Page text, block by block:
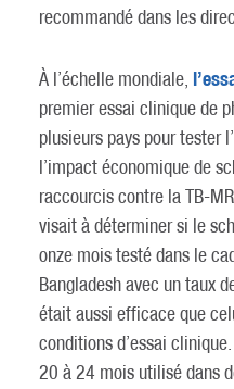
recommandé dans les
À l’échelle mondiale,
premier essai clinique de
plusieurs pays pour tester
l’impact économique de
raccourcis contre la TB-
visait à déterminer si le
onze mois testé dans le
Bangladesh avec un taux
était aussi efficace que
conditions d’essai
20 à 24 mois utilisé dans